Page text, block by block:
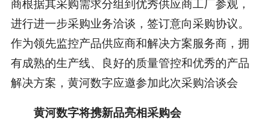
进行进一步采购业务洽谈，签订意向采购协议。
作为领先监控产品供应商和解决方案服务商，拥
有成熟的生产线、良好的质量管控和优秀的产品
解决方案，黄河数字应邀参加此次采购洽谈会
黄河数字将携新品亮相采购会